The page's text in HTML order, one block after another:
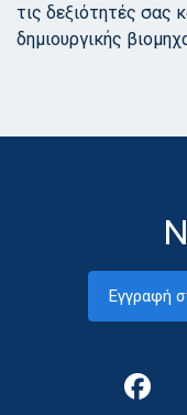
τις δεξιότητές σας
δημιουργικής
Εγγραφή